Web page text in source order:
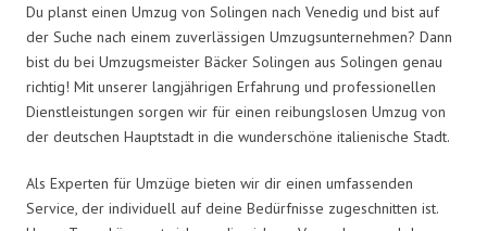
Du planst einen Umzug von Solingen nach Venedig und bist auf
der Suche nach einem zuverlässigen Umzugsunternehmen? Dann
bist du bei Umzugsmeister Bäcker Solingen aus Solingen genau
richtig! Mit unserer langjährigen Erfahrung und professionellen
Dienstleistungen sorgen wir für einen reibungslosen Umzug von
der deutschen Hauptstadt in die wunderschöne italienische Stadt.
Als Experten für Umzüge bieten wir dir einen umfassenden
Service, der individuell auf deine Bedürfnisse zugeschnitten ist.